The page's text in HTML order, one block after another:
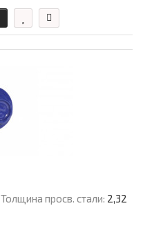
Толщина просв. стали: 2,32